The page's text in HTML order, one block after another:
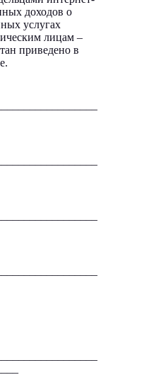
доходов о
услугах
лицам –
приведено в